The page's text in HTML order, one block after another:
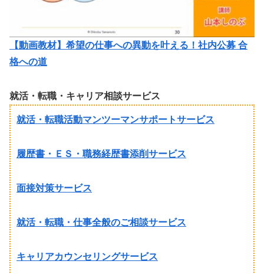
【動画教材】希望の仕事への異動を叶える！社内公募 合
格への道
就活・転職・キャリア相談サービス
就活・転職活動マンツーマンサポートサービス
履歴書・ＥＳ・職務経歴書添削サービス
面接対策サービス
就活・転職・仕事全般のご相談サービス
キャリアカウンセリングサービス